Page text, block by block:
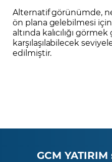
Alternatif görünümde,
ön plana gelebilmesi
altında kalıcılığı
karşılaşılabilecek
edilmiştir.
GCM